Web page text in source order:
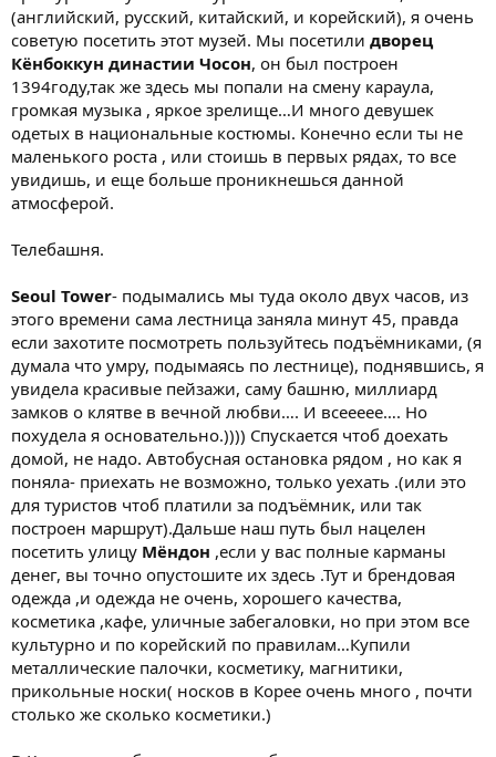
(английский, русский, китайский, и корейский), я очень
советую посетить этот музей. Мы посетили дворец
Кёнбоккун династии Чосон, он был построен
1394году,так же здесь мы попали на смену караула,
громкая музыка , яркое зрелище…И много девушек
одетых в национальные костюмы. Конечно если ты не
маленького роста , или стоишь в первых рядах, то все
увидишь, и еще больше проникнешься данной
атмосферой.
Телебашня.
Seoul Tower- подымались мы туда около двух часов, из
этого времени сама лестница заняла минут 45, правда
если захотите посмотреть пользуйтесь подъёмниками, (я
думала что умру, подымаясь по лестнице), поднявшись, я
увидела красивые пейзажи, саму башню, миллиард
замков о клятве в вечной любви…. И всеееее…. Но
похудела я основательно.)))) Спускается чтоб доехать
домой, не надо. Автобусная остановка рядом , но как я
поняла- приехать не возможно, только уехать .(или это
для туристов чтоб платили за подъёмник, или так
построен маршрут).Дальше наш путь был нацелен
посетить улицу Мёндон ,если у вас полные карманы
денег, вы точно опустошите их здесь .Тут и брендовая
одежда ,и одежда не очень, хорошего качества,
косметика ,кафе, уличные забегаловки, но при этом все
культурно и по корейский по правилам…Купили
металлические палочки, косметику, магнитики,
прикольные носки( носков в Корее очень много , почти
столько же сколько косметики.)